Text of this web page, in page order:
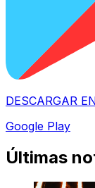
DESCARGAR
Google Play
Últimas